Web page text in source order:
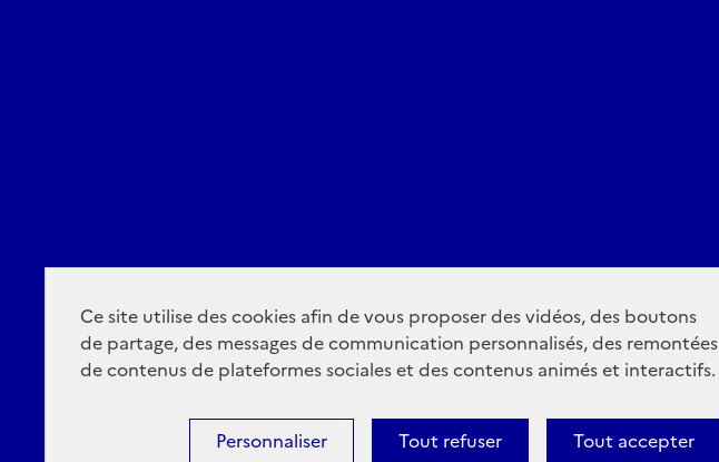
Ce site utilise des cookies afin de vous proposer des vidéos, des boutons
de partage, des messages de communication personnalisés, des remontées
de contenus de plateformes sociales et des contenus animés et interactifs.
Tout accepter
Tout refuser
Personnaliser